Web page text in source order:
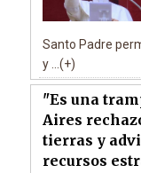
Santo Padre
y ...(+)
"Es una
Aires
tierras y
recursos